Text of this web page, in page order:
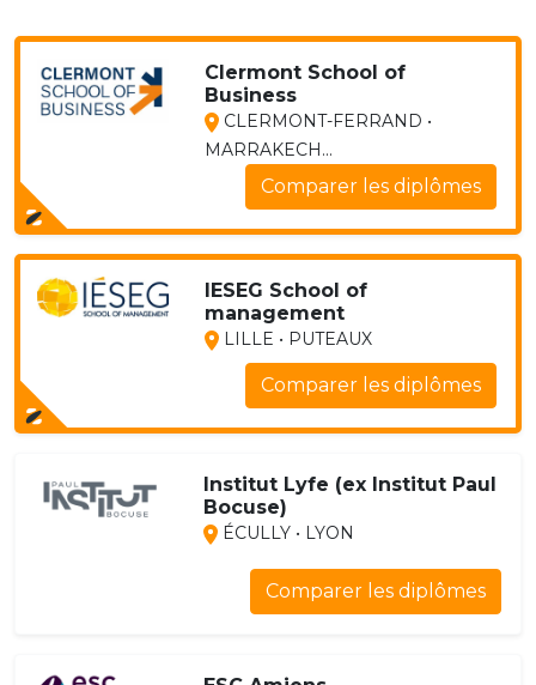
Clermont School of
Business
CLERMONT-FERRAND •
MARRAKECH...
Comparer les diplômes
IESEG School of
management
LILLE • PUTEAUX
Comparer les diplômes
Institut Lyfe (ex Institut Paul
Bocuse)
ÉCULLY • LYON
Comparer les diplômes